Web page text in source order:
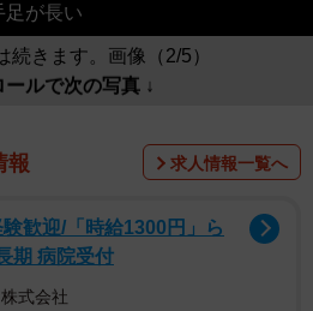
足が長い
続きます。画像（2/5）
ールで次の写真 ↓
報 求人情報一覧へ
験歓迎/「時給1300円」ら
期 病院受付
式会社